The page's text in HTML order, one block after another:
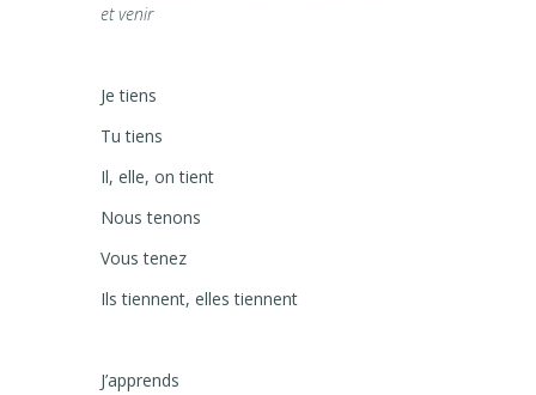
et venir
Je tiens
Tu tiens
Il, elle, on tient
Nous tenons
Vous tenez
Ils tiennent, elles tiennent
J’apprends